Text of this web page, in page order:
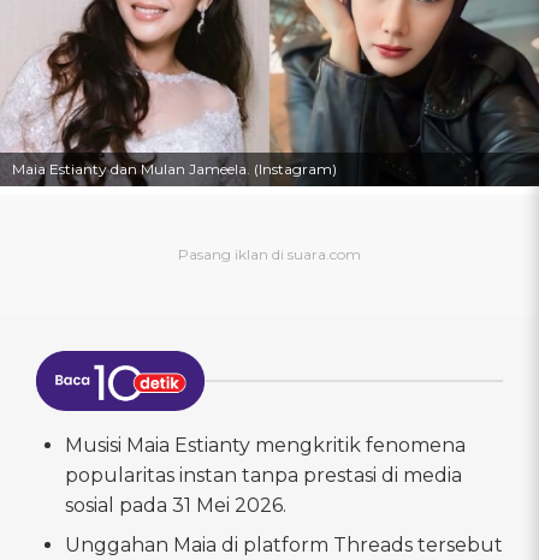
Maia Estianty dan Mulan Jameela. (Instagram)
Musisi Maia Estianty mengkritik fenomena
popularitas instan tanpa prestasi di media
sosial pada 31 Mei 2026.
Unggahan Maia di platform Threads tersebut